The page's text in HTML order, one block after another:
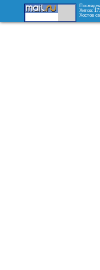
Хитов:
Хостов